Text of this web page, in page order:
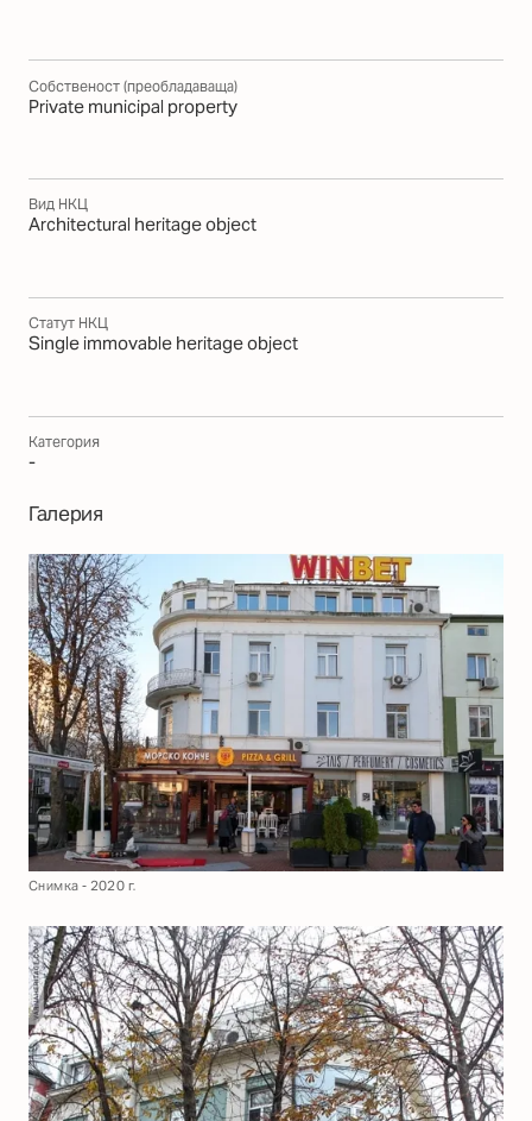
Собственост (преобладаваща)
Private municipal property
Вид НКЦ
Architectural heritage object
Статут НКЦ
Single immovable heritage object
Категория
-
Галерия
Снимка - 2020 г.